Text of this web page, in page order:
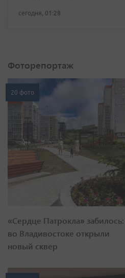
сегодня, 01:28
Фоторепортаж
20 фото
«Сердце Патрокла» забилось:
во Владивостоке открыли
новый сквер